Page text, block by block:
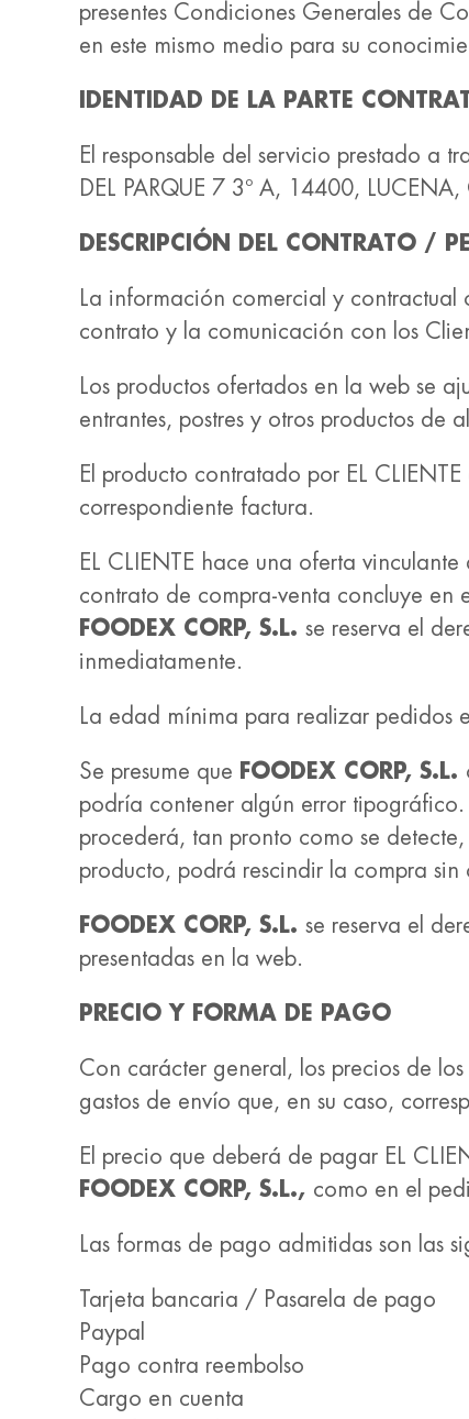
presentes Condiciones Generales de
en este mismo medio para su
IDENTIDAD DE LA PARTE
El responsable del servicio prestado a
DEL PARQUE 7 3º A, 14400,
DESCRIPCIÓN DEL CONTRATO /
La información comercial y contractual
contrato y la comunicación con los
Los productos ofertados en la web se
entrantes, postres y otros productos de
El producto contratado por EL
correspondiente factura.
EL CLIENTE hace una oferta vinculante
contrato de compra-venta concluye en
FOODEX CORP, S.L. se reserva el
inmediatamente.
La edad mínima para realizar pedidos
Se presume que FOODEX CORP, S.L.
podría contener algún error
procederá, tan pronto como se
producto, podrá rescindir la compra sin
FOODEX CORP, S.L. se reserva el
presentadas en la web.
PRECIO Y FORMA DE PAGO
Con carácter general, los precios de
gastos de envío que, en su caso,
El precio que deberá de pagar EL
FOODEX CORP, S.L., como en el
Las formas de pago admitidas son las
Tarjeta bancaria / Pasarela de pago
Paypal
Pago contra reembolso
Cargo en cuenta